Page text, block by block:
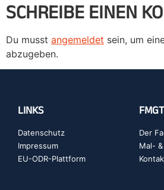
SCHREIBE EINEN
Du musst angemeldet sein, um
abzugeben.
LINKS
Datenschutz
Impressum
EU-ODR-Plattform
FMGT
Der
Mal-